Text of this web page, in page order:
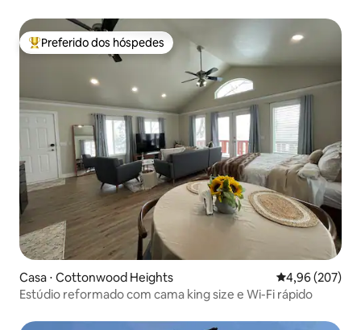
Entre os melhores preferidos dos hóspedes
Preferido dos hóspedes
Casa ⋅ Cottonwood Heights 4,96 de uma
4,96 (207)
Estúdio reformado com cama king size e Wi-Fi rápido